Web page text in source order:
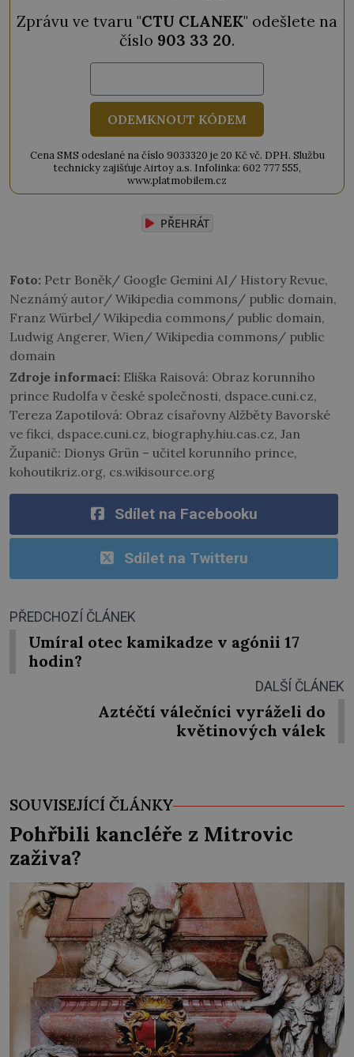
Zprávu ve tvaru "CTU CLANEK" odešlete na
číslo 903 33 20.
ODEMKNOUT KÓDEM
Cena SMS odeslané na číslo 9033320 je 20 Kč vč. DPH. Službu
technicky zajišťuje Airtoy a.s. Infolinka: 602 777 555,
www.platmobilem.cz
PŘEHRÁT
Foto: Petr Boněk/ Google Gemini AI/ History Revue,
Neznámý autor/ Wikipedia commons/ public domain,
Franz Würbel/ Wikipedia commons/ public domain,
Ludwig Angerer, Wien/ Wikipedia commons/ public
domain
Zdroje informací: Eliška Raisová: Obraz korunního
prince Rudolfa v české společnosti, dspace.cuni.cz,
Tereza Zapotilová: Obraz císařovny Alžběty Bavorské
ve fikci, dspace.cuni.cz, biography.hiu.cas.cz, Jan
Županič: Dionys Grün – učitel korunního prince,
kohoutikriz.org, cs.wikisource.org
Sdílet na Facebooku
Sdílet na Twitteru
PŘEDCHOZÍ ČLÁNEK
Umíral otec kamikadze v agónii 17
hodin?
DALŠÍ ČLÁNEK
Aztéčtí válečníci vyráželi do
květinových válek
SOUVISEJÍCÍ ČLÁNKY
Pohřbili kancléře z Mitrovic
zaživa?